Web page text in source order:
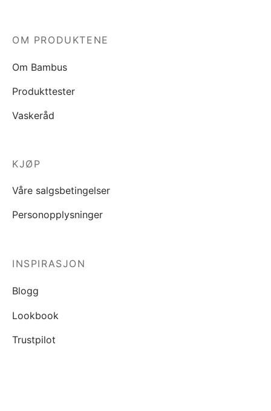
OM PRODUKTENE
Om Bambus
Produkttester
Vaskeråd
KJØP
Våre salgsbetingelser
Personopplysninger
INSPIRASJON
Blogg
Lookbook
Trustpilot